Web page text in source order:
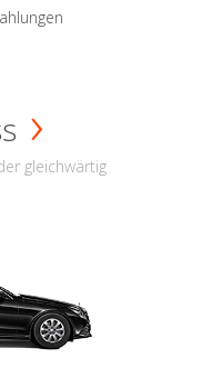
gleichwärtig